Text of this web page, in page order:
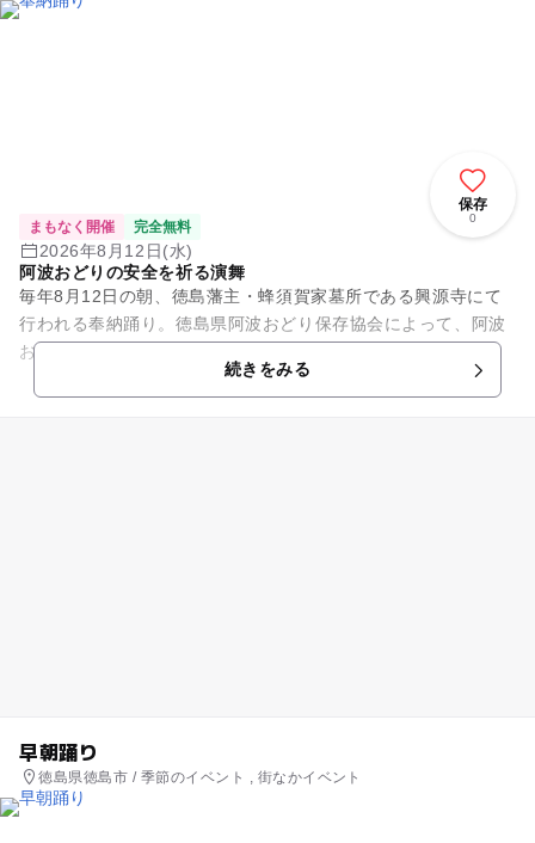
保存
0
まもなく開催 完全無料
2026年8月12日(水)
阿波おどりの安全を祈る演舞
毎年8月12日の朝、徳島藩主・蜂須賀家墓所である興源寺にて
行われる奉納踊り。徳島県阿波おどり保存協会によって、阿波
おどりの安全を祈い墓前で演舞が披露される。
続きをみる
早朝踊り
徳島県徳島市 / 季節のイベント , 街なかイベント